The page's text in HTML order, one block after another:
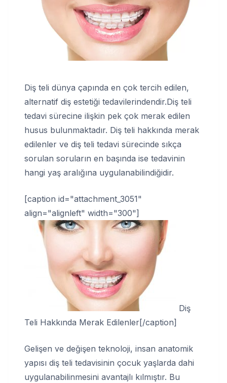
Diş teli dünya çapında en çok tercih edilen,
alternatif diş estetiği tedavilerindendir.Diş teli
tedavi sürecine ilişkin pek çok merak edilen
husus bulunmaktadır. Diş teli hakkında merak
edilenler ve diş teli tedavi sürecinde sıkça
sorulan soruların en başında ise tedavinin
hangi yaş aralığına uygulanabilindiğidir.
[caption id="attachment_3051"
align="alignleft" width="300"]
Diş
Teli Hakkında Merak Edilenler[/caption]
Gelişen ve değişen teknoloji, insan anatomik
yapısı diş teli tedavisinin çocuk yaşlarda dahi
uygulanabilinmesini avantajlı kılmıştır. Bu